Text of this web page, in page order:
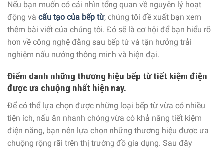
Nếu bạn muốn có cái nhìn tổng quan về nguyên lý hoạt
động và cấu tạo của bếp từ, chúng tôi đề xuất bạn xem
thêm bài viết của chúng tôi. Đó sẽ là cơ hội để bạn hiểu rõ
hơn về công nghệ đằng sau bếp từ và tận hưởng trải
nghiệm nấu nướng thông minh và hiện đại.
Điểm danh những thương hiệu bếp từ tiết kiệm điện
được ưa chuộng nhất hiện nay.
Để có thể lựa chọn được những loại bếp từ vừa có nhiều
tiện ích, nấu ăn nhanh chóng vừa có khả năng tiết kiệm
điện năng, bạn nên lựa chọn những thương hiệu được ưa
chuộng rộng rãi trên thị trường đồ gia dụng. Sau đây